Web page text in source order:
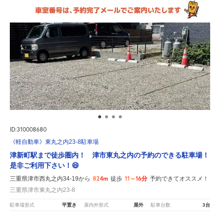
ID:310008680
《軽自動車》東丸之内23-8駐車場
津新町駅まで徒歩圏内！ 津市東丸之内の予約のできる駐車場！
是非ご利用下さい！😄
三重県津市西丸之内34-19から 824m 徒歩 11～16分 予約できてオススメ！
三重県津市東丸之内23-8
駐車場形式 平置き 屋内外形式 屋外 駐車台数 3台